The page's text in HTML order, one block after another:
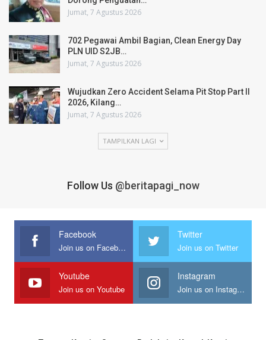
Jumat, 7 Agustus 2026
702 Pegawai Ambil Bagian, Clean Energy Day
PLN UID S2JB…
Jumat, 7 Agustus 2026
Wujudkan Zero Accident Selama Pit Stop Part II
2026, Kilang…
Jumat, 7 Agustus 2026
TAMPILKAN LAGI
Follow Us @beritapagi_now
Facebook
Join us on Facebook
Twitter
Join us on Twitter
Youtube
Join us on Youtube
Instagram
Join us on Instagram